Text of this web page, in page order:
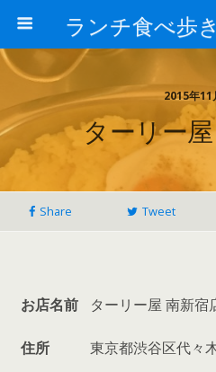
2015年11
ターリー
Share Tweet
お店名前 ターリー屋 南新宿
住所 東京都渋谷区代々